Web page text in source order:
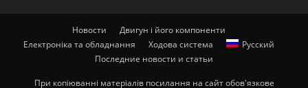
Новости
Двигун і його компоненти
Електроніка та обладнання
Ходова система
Русский
Последние новости и статьи
При копіюванні матеріалів посилання на сайт обов'язкове